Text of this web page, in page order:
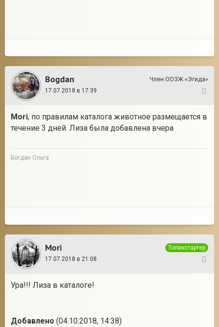
Bogdan
Член ООЗЖ «Эгида»
17.07.2018 в 17:39
Mori, по правилам каталога животное размещается в
течение 3 дней. Лиза была добавлена вчера
Богдан Ольга
Mori
Топикстартер
17.07.2018 в 21:08
Ура!!! Лиза в каталоге!
Добавлено (04.10.2018, 14:38)